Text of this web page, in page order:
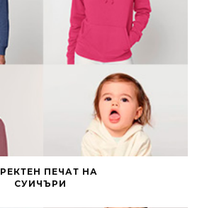
ПЕЧАТ НА
СУИЧЪРИ